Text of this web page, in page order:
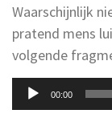
Waarschijnlijk
pratend mens
volgende
Audiospeler
00:00